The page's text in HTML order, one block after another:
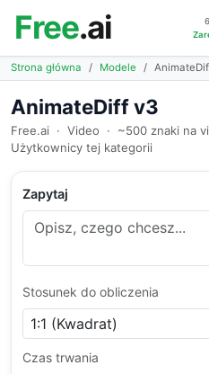
Free.ai
Strona główna Modele
AnimateDiff v3
Free.ai · Video · ~500 znaki na
Użytkownicy tej kategorii
Zapytaj
Stosunek do obliczenia
Czas trwania